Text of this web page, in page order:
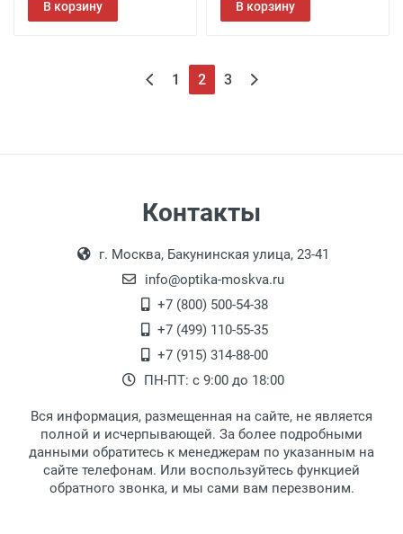
В корзину В корзину
1 2 3
Контакты
г. Москва, Бакунинская улица, 23-41
info@optika-moskva.ru
+7 (800) 500-54-38
+7 (499) 110-55-35
+7 (915) 314-88-00
ПН-ПТ: с 9:00 до 18:00
Вся информация, размещенная на сайте, не является
полной и исчерпывающей. За более подробными
данными обратитесь к менеджерам по указанным на
сайте телефонам. Или воспользуйтесь функцией
обратного звонка, и мы сами вам перезвоним.